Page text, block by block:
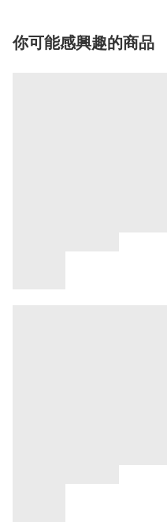
你可能感興趣的商品